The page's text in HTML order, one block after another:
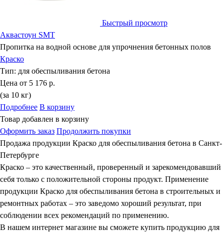
Быстрый просмотр
Аквастоун SMT
Пропитка на водной основе для упрочнения бетонных полов
Краско
Тип: для обеспыливания бетона
Цена от 5 176 р.
(за 10 кг)
Подробнее В корзину
Товар добавлен в корзину
Оформить заказ Продолжить покупки
Продажа продукции Краско для обеспыливания бетона в Санкт-
Петербурге
Краско – это качественный, проверенный и зарекомендовавший
себя только с положительной стороны продукт. Применение
продукции Краско для обеспыливания бетона в строительных и
ремонтных работах – это заведомо хороший результат, при
соблюдении всех рекомендаций по применению.
В нашем интернет магазине вы сможете купить продукцию для